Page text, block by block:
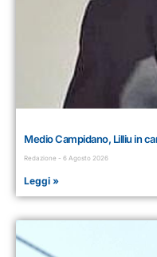
Medio Campidano, Lilliu in
Redazione 6 Agosto 2026
Leggi »